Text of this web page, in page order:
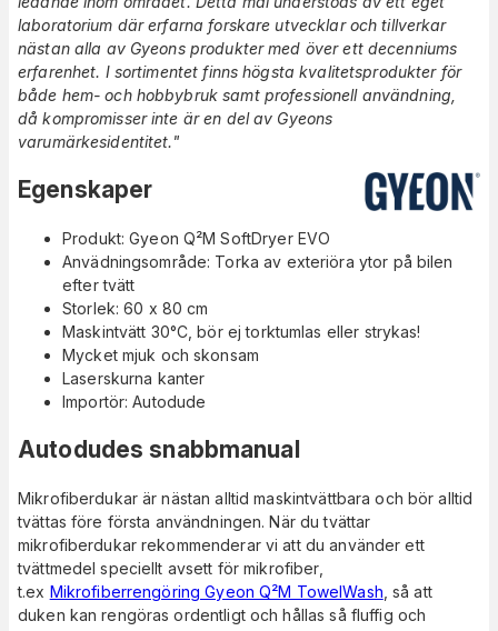
laboratorium där erfarna forskare utvecklar och tillverkar
nästan alla av Gyeons produkter med över ett decenniums
erfarenhet. I sortimentet finns högsta kvalitetsprodukter för
både hem- och hobbybruk samt professionell användning,
då kompromisser inte är en del av Gyeons
varumärkesidentitet."
Egenskaper
Produkt: Gyeon Q²M SoftDryer EVO
Anvädningsområde: Torka av exteriöra ytor på bilen
efter tvätt
Storlek: 60 x 80 cm
Maskintvätt 30°C, bör ej torktumlas eller strykas!
Mycket mjuk och skonsam
Laserskurna kanter
Importör: Autodude
Autodudes snabbmanual
Mikrofiberdukar är nästan alltid maskintvättbara och bör alltid
tvättas före första användningen. När du tvättar
mikrofiberdukar rekommenderar vi att du använder ett
tvättmedel speciellt avsett för mikrofiber,
t.ex Mikrofiberrengöring Gyeon Q²M TowelWash , så att
duken kan rengöras ordentligt och hållas så fluffig och